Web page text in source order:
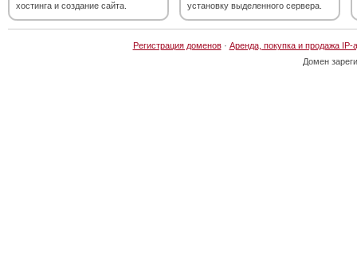
хостинга и создание сайта.
установку выделенного сервера.
Регистрация доменов· Аренда, покупка и продажа IP-
Домен